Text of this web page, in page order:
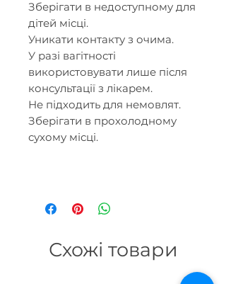
Зберігати в недоступному для
дітей місці.
Уникати контакту з очима.
У разі вагітності
використовувати лише після
консультації з лікарем.
Не підходить для немовлят.
Зберігати в прохолодному
сухому місці.
Схожі товари